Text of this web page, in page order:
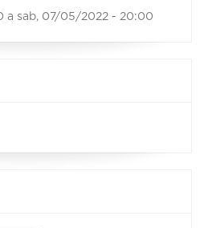
a sab, 07/05/2022 - 20:00